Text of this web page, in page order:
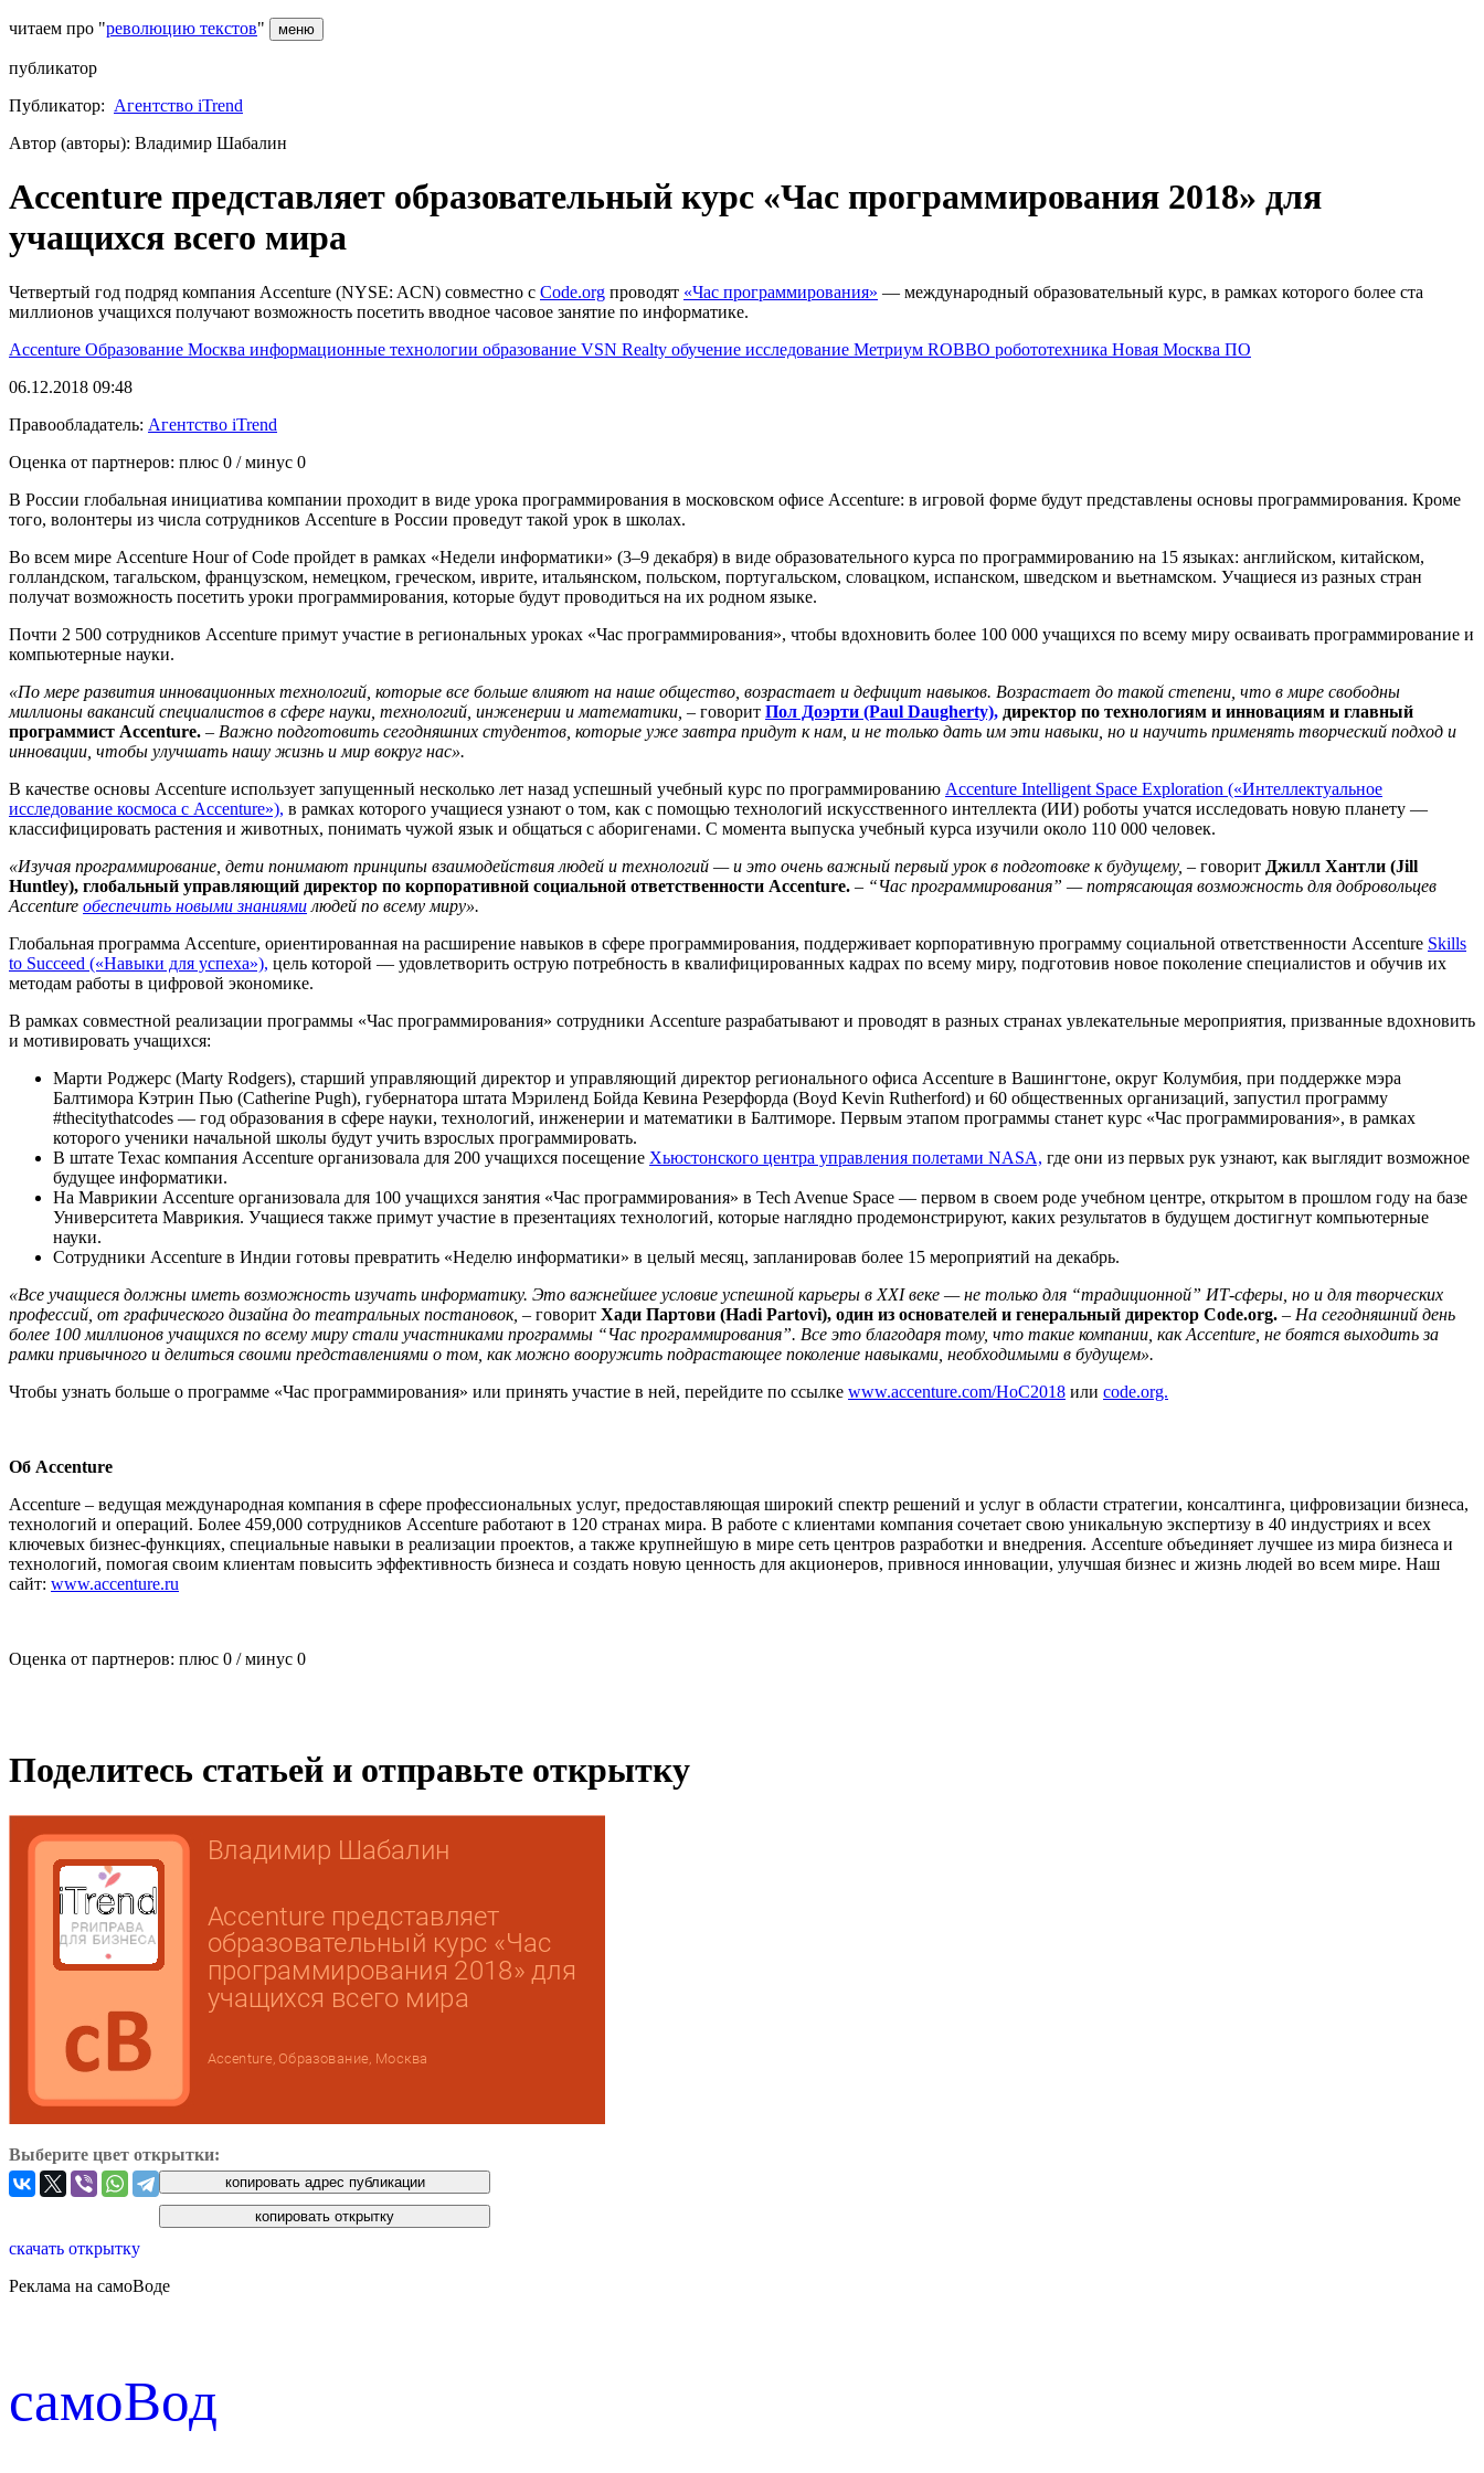
читаем про "революцию текстов" меню
публикатор
Публикатор: Агентство iTrend
Автор (авторы): Владимир Шабалин
Accenture представляет образовательный курс «Час программирования 2018» для
учащихся всего мира
Четвертый год подряд компания Accenture (NYSE: ACN) совместно с Code.org проводят «Час программирования» — международный образовательный курс, в рамках которого более ста
миллионов учащихся получают возможность посетить вводное часовое занятие по информатике.
Accenture Образование Москва информационные технологии образование VSN Realty обучение исследование Метриум ROBBO робототехника Новая Москва ПО
06.12.2018 09:48
Правообладатель: Агентство iTrend
Оценка от партнеров: плюс 0 / минус 0
В России глобальная инициатива компании проходит в виде урока программирования в московском офисе Accenture: в игровой форме будут представлены основы программирования. Кроме
того, волонтеры из числа сотрудников Accenture в России проведут такой урок в школах.
Во всем мире Accenture Hour of Code пройдет в рамках «Недели информатики» (3–9 декабря) в виде образовательного курса по программированию на 15 языках: английском, китайском,
голландском, тагальском, французском, немецком, греческом, иврите, итальянском, польском, португальском, словацком, испанском, шведском и вьетнамском. Учащиеся из разных стран
получат возможность посетить уроки программирования, которые будут проводиться на их родном языке.
Почти 2 500 сотрудников Accenture примут участие в региональных уроках «Час программирования», чтобы вдохновить более 100 000 учащихся по всему миру осваивать программирование и
компьютерные науки.
«По мере развития инновационных технологий, которые все больше влияют на наше общество, возрастает и дефицит навыков. Возрастает до такой степени, что в мире свободны
миллионы вакансий специалистов в сфере науки, технологий, инженерии и математики, – говорит Пол Доэрти (Paul Daugherty), директор по технологиям и инновациям и главный
программист Accenture. – Важно подготовить сегодняшних студентов, которые уже завтра придут к нам, и не только дать им эти навыки, но и научить применять творческий подход и
инновации, чтобы улучшать нашу жизнь и мир вокруг нас».
В качестве основы Accenture использует запущенный несколько лет назад успешный учебный курс по программированию Accenture Intelligent Space Exploration («Интеллектуальное
исследование космоса с Accenture»), в рамках которого учащиеся узнают о том, как с помощью технологий искусственного интеллекта (ИИ) роботы учатся исследовать новую планету —
классифицировать растения и животных, понимать чужой язык и общаться с аборигенами. С момента выпуска учебный курса изучили около 110 000 человек.
«Изучая программирование, дети понимают принципы взаимодействия людей и технологий — и это очень важный первый урок в подготовке к будущему, – говорит Джилл Хантли (Jill
Huntley), глобальный управляющий директор по корпоративной социальной ответственности Accenture. – “Час программирования” — потрясающая возможность для добровольцев
Accenture обеспечить новыми знаниями людей по всему миру».
Глобальная программа Accenture, ориентированная на расширение навыков в сфере программирования, поддерживает корпоративную программу социальной ответственности Accenture Skills
to Succeed («Навыки для успеха»), цель которой — удовлетворить острую потребность в квалифицированных кадрах по всему миру, подготовив новое поколение специалистов и обучив их
методам работы в цифровой экономике.
В рамках совместной реализации программы «Час программирования» сотрудники Accenture разрабатывают и проводят в разных странах увлекательные мероприятия, призванные вдохновить
и мотивировать учащихся:
Марти Роджерс (Marty Rodgers), старший управляющий директор и управляющий директор регионального офиса Accenture в Вашингтоне, округ Колумбия, при поддержке мэра
Балтимора Кэтрин Пью (Catherine Pugh), губернатора штата Мэриленд Бойда Кевина Резерфорда (Boyd Kevin Rutherford) и 60 общественных организаций, запустил программу
#thecitythatcodes — год образования в сфере науки, технологий, инженерии и математики в Балтиморе. Первым этапом программы станет курс «Час программирования», в рамках
которого ученики начальной школы будут учить взрослых программировать.
В штате Техас компания Accenture организовала для 200 учащихся посещение Хьюстонского центра управления полетами NASA, где они из первых рук узнают, как выглядит возможное
будущее информатики.
На Маврикии Accenture организовала для 100 учащихся занятия «Час программирования» в Tech Avenue Space — первом в своем роде учебном центре, открытом в прошлом году на базе
Университета Маврикия. Учащиеся также примут участие в презентациях технологий, которые наглядно продемонстрируют, каких результатов в будущем достигнут компьютерные
науки.
Сотрудники Accenture в Индии готовы превратить «Неделю информатики» в целый месяц, запланировав более 15 мероприятий на декабрь.
«Все учащиеся должны иметь возможность изучать информатику. Это важнейшее условие успешной карьеры в XXI веке — не только для “традиционной” ИТ-сферы, но и для творческих
профессий, от графического дизайна до театральных постановок, – говорит Хади Партови (Hadi Partovi), один из основателей и генеральный директор Code.org. – На сегодняшний день
более 100 миллионов учащихся по всему миру стали участниками программы “Час программирования”. Все это благодаря тому, что такие компании, как Accenture, не боятся выходить за
рамки привычного и делиться своими представлениями о том, как можно вооружить подрастающее поколение навыками, необходимыми в будущем».
Чтобы узнать больше о программе «Час программирования» или принять участие в ней, перейдите по ссылке www.accenture.com/HoC2018 или code.org.
Об Accenture
Accenture – ведущая международная компания в сфере профессиональных услуг, предоставляющая широкий спектр решений и услуг в области стратегии, консалтинга, цифровизации бизнеса,
технологий и операций. Более 459,000 сотрудников Accenture работают в 120 странах мира. В работе с клиентами компания сочетает свою уникальную экспертизу в 40 индустриях и всех
ключевых бизнес-функциях, специальные навыки в реализации проектов, а также крупнейшую в мире сеть центров разработки и внедрения. Accenture объединяет лучшее из мира бизнеса и
технологий, помогая своим клиентам повысить эффективность бизнеса и создать новую ценность для акционеров, привнося инновации, улучшая бизнес и жизнь людей во всем мире. Наш
сайт: www.accenture.ru
Оценка от партнеров: плюс 0 / минус 0
Поделитесь статьей и отправьте открытку
Выберите цвет открытки:
скачать открытку
Реклама на самоВоде
cамоВод